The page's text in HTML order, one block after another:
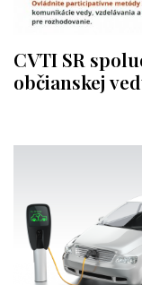
CVTI SR
občianskej